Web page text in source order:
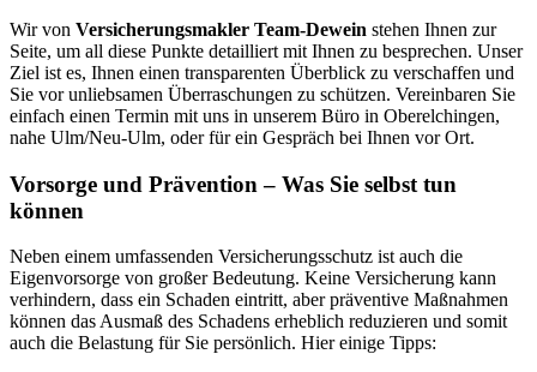
Wir von Versicherungsmakler Team-Dewein stehen Ihnen zur
Seite, um all diese Punkte detailliert mit Ihnen zu besprechen. Unser
Ziel ist es, Ihnen einen transparenten Überblick zu verschaffen und
Sie vor unliebsamen Überraschungen zu schützen. Vereinbaren Sie
einfach einen Termin mit uns in unserem Büro in Oberelchingen,
nahe Ulm/Neu-Ulm, oder für ein Gespräch bei Ihnen vor Ort.
Vorsorge und Prävention – Was Sie selbst tun
können
Neben einem umfassenden Versicherungsschutz ist auch die
Eigenvorsorge von großer Bedeutung. Keine Versicherung kann
verhindern, dass ein Schaden eintritt, aber präventive Maßnahmen
können das Ausmaß des Schadens erheblich reduzieren und somit
auch die Belastung für Sie persönlich. Hier einige Tipps: